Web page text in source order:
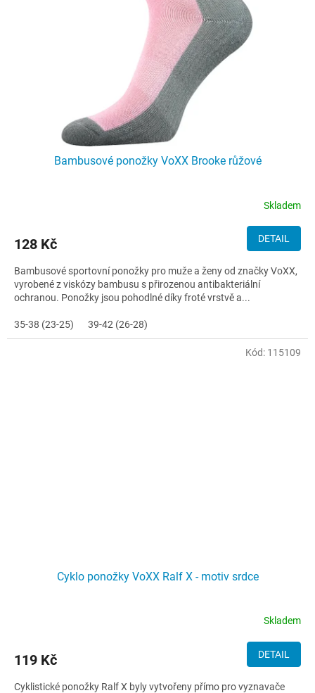
Bambusové ponožky VoXX Brooke růžové
Skladem
128 Kč DETAIL
Bambusové sportovní ponožky pro muže a ženy od značky VoXX,
vyrobené z viskózy bambusu s přirozenou antibakteriální
ochranou. Ponožky jsou pohodlné díky froté vrstvě a...
35-38 (23-25) 39-42 (26-28)
Cyklo ponožky VoXX Ralf X - motiv srdce
Skladem
119 Kč DETAIL
Cyklistické ponožky Ralf X byly vytvořeny přímo pro vyznavače
Kód: 115109